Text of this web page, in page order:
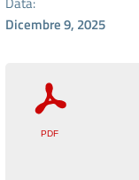
Dicembre 9, 2025